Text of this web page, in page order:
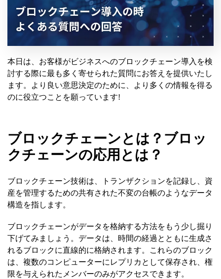
本日は、お客様がビジネスへのブロックチェーン導入を検
討する際に最も多く寄せられた質問にお答えを提供いたし
ます。より良い意思決定のために、より多くの情報を得る
のに役立つことを願っています!
ブロックチェーンとは？ ブロッ
クチェーンの応用とは？
ブロックチェーン技術は、トランザクションを記録し、資
産を管理するための共有された不変の台帳のようなデータ
構造を指します。
ブロックチェーンがデータを格納する方法をもう少し掘り
下げてみましょう。データは、時間の経過とともに生成さ
れるブロックに直線的に格納されます。これらのブロック
は、複数のコンピューターにレプリカとして保存され、権
限を与えられたメンバーのみがアクセスできます。